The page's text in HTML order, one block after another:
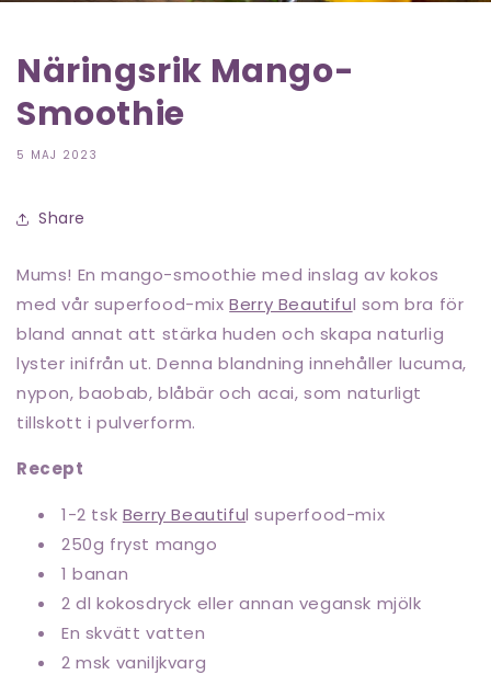
Näringsrik Mango-
Smoothie
5 MAJ 2023
Share
Mums! En mango-smoothie med inslag av kokos
med vår superfood-mixBerry Beautiful sombra för
bland annat att stärka huden och skapa naturlig
lyster inifrån ut. Denna blandning innehåller lucuma,
nypon, baobab, blåbär och acai, som naturligt
tillskott i pulverform.
Recept
1-2 tsk Berry Beautiful superfood-mix
250g fryst mango
1 banan
2 dl kokosdryck eller annan vegansk mjölk
En skvätt vatten
2 msk vaniljkvarg